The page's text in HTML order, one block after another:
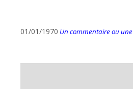
01/01/1970 Un commentaire ou